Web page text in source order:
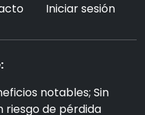
Iniciar sesión
notables; Sin
riesgo de pérdida